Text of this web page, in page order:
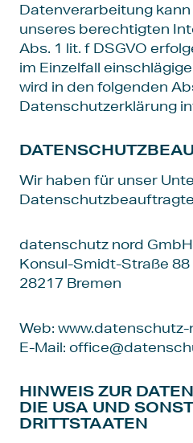
Datenverarbeitung
unseres berechtigten
Abs. 1 lit. f DSGVO
im Einzelfall
wird in den folgenden
Datenschutzerklärung
Wir haben für unser
datenschutz nord GmbH
Konsul-Smidt-Straße 88
28217 Bremen
Web: www.datenschutz-
E-Mail:
HINWEIS ZUR
DIE USA UND
DRITTSTAATEN